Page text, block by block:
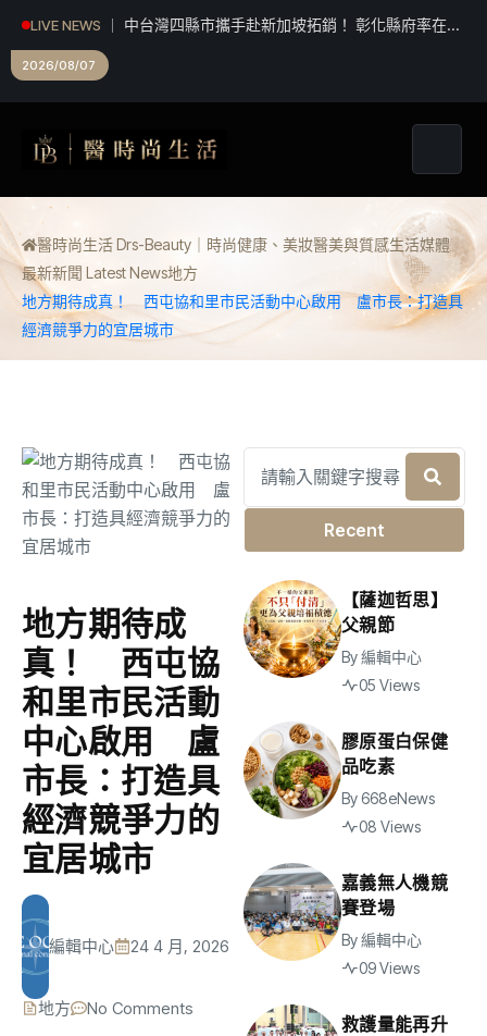
LIVE NEWS
中台灣四縣市攜手赴新加坡拓銷！ 彰化縣府率在地
2026/08/07
醫時尚生活 Drs-Beauty｜時尚健康、美妝醫美與質感生活媒體
最新新聞 Latest News地方
地方期待成真！ 西屯協和里市民活動中心啟用 盧市長：打造具
經濟競爭力的宜居城市
地方期待成
真！ 西屯協
和里市民活動
中心啟用 盧
市長：打造具
經濟競爭力的
宜居城市
編輯中心 24 4 月, 2026
地方 No Comments
Recent
【薩迦哲思】
父親節
By編輯中心
05 Views
膠原蛋白保健
品吃素
By668eNews
08 Views
嘉義無人機競
賽登場
By編輯中心
09 Views
救護量能再升